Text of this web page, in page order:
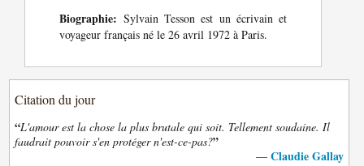
Biographie: Sylvain Tesson est un écrivain et
voyageur français né le 26 avril 1972 à Paris.
Citation du jour
“L'amour est la chose la plus brutale qui soit. Tellement soudaine. Il
faudrait pouvoir s'en protéger n'est-ce-pas?”
— Claudie Gallay